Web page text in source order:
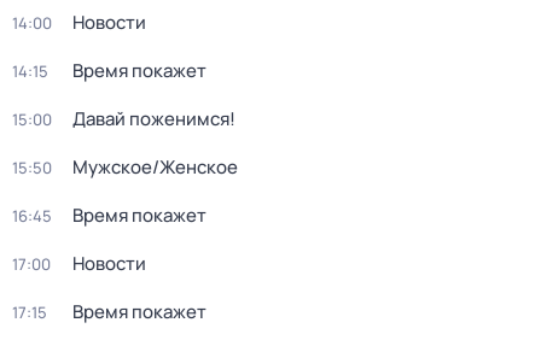
14:00 Новости
14:15 Время покажет
15:00 Давай поженимся!
15:50 Мужское/Женское
16:45 Время покажет
17:00 Новости
17:15 Время покажет